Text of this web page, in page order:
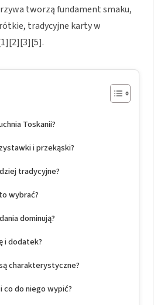
tworzą fundament smaku,
tradycyjne karty w
Toskanii?
i przekąski?
tradycyjne?
wybrać?
dominują?
i dodatek?
charakterystyczne?
co do niego wypić?